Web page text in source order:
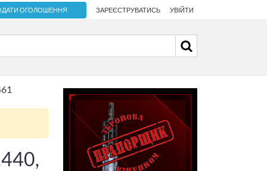
ОГОЛОШЕННЯ ЗАРЕЄСТРУВАТИСЬ УВІЙТИ